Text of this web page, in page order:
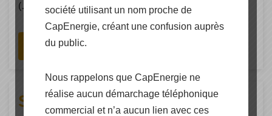
(…)
Solaire thermique ESE
société utilisant un nom proche de
CapEnergie, créant une confusion auprès
du public.
Nous rappelons que CapEnergie ne
réalise aucun démarchage téléphonique
commercial et n’a aucun lien avec ces